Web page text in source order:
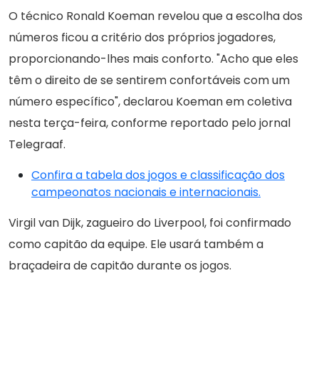
O técnico Ronald Koeman revelou que a escolha dos
números ficou a critério dos próprios jogadores,
proporcionando-lhes mais conforto. "Acho que eles
têm o direito de se sentirem confortáveis com um
número específico", declarou Koeman em coletiva
nesta terça-feira, conforme reportado pelo jornal
Telegraaf.
Confira a tabela dos jogos e classificação dos
campeonatos nacionais e internacionais.
Virgil van Dijk, zagueiro do Liverpool, foi confirmado
como capitão da equipe. Ele usará também a
braçadeira de capitão durante os jogos.